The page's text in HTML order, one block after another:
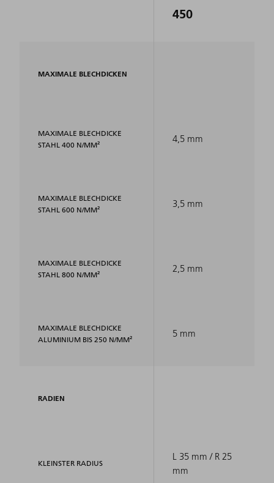
MAXIMALE BLECHDICKEN
MAXIMALE BLECHDICKE
STAHL 400 N/MM²
MAXIMALE BLECHDICKE
STAHL 600 N/MM²
MAXIMALE BLECHDICKE
STAHL 800 N/MM²
MAXIMALE BLECHDICKE
ALUMINIUM BIS 250 N/MM²
RADIEN
KLEINSTER RADIUS
450
4,5 mm
3,5 mm
2,5 mm
5 mm
L 35 mm / R 25
mm